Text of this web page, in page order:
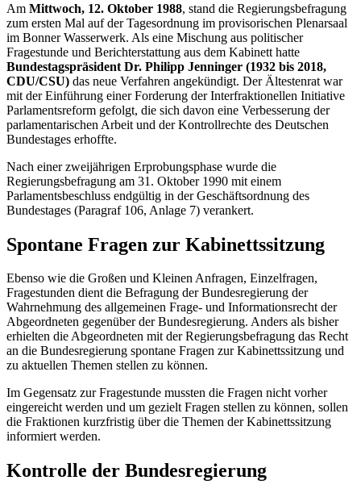
Am Mittwoch, 12. Oktober 1988, stand die Regierungsbefragung
zum ersten Mal auf der Tagesordnung im provisorischen Plenarsaal
im Bonner Wasserwerk. Als eine Mischung aus politischer
Fragestunde und Berichterstattung aus dem Kabinett hatte
Bundestagspräsident Dr. Philipp Jenninger (1932 bis 2018,
CDU/CSU) das neue Verfahren angekündigt. Der Ältestenrat war
mit der Einführung einer Forderung der Interfraktionellen Initiative
Parlamentsreform gefolgt, die sich davon eine Verbesserung der
parlamentarischen Arbeit und der Kontrollrechte des Deutschen
Bundestages erhoffte.
Nach einer zweijährigen Erprobungsphase wurde die
Regierungsbefragung am 31. Oktober 1990 mit einem
Parlamentsbeschluss endgültig in der Geschäftsordnung des
Bundestages (Paragraf 106, Anlage 7) verankert.
Spontane Fragen zur Kabinettssitzung
Ebenso wie die Großen und Kleinen Anfragen, Einzelfragen,
Fragestunden dient die Befragung der Bundesregierung der
Wahrnehmung des allgemeinen Frage- und Informationsrecht der
Abgeordneten gegenüber der Bundesregierung. Anders als bisher
erhielten die Abgeordneten mit der Regierungsbefragung das Recht
an die Bundesregierung spontane Fragen zur Kabinettssitzung und
zu aktuellen Themen stellen zu können.
Im Gegensatz zur Fragestunde mussten die Fragen nicht vorher
eingereicht werden und um gezielt Fragen stellen zu können, sollen
die Fraktionen kurzfristig über die Themen der Kabinettssitzung
informiert werden.
Kontrolle der Bundesregierung